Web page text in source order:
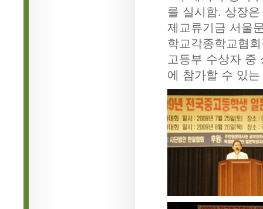
를 실시함. 상장
제교류기금 서울
학교각종학교협
고등부 수상자 중
에 참가할 수 있